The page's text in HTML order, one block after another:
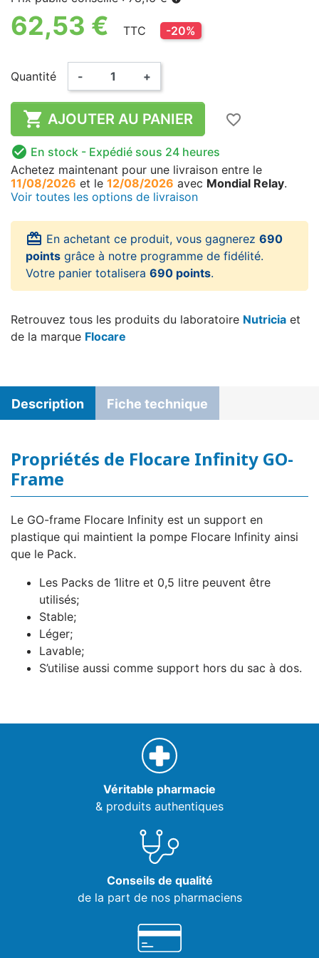
62,53 € TTC -20%
Quantité - +
 AJOUTER AU PANIER
favorite_border
 En stock - Expédié sous 24 heures
Achetez maintenant pour une livraison entre le
11/08/2026 et le 12/08/2026 avec Mondial Relay.
Voir toutes les options de livraison
card_giftcard En achetant ce produit, vous gagnerez 690
points grâce à notre programme de fidélité.
Votre panier totalisera 690 points.
Retrouvez tous les produits du laboratoire Nutricia et
de la marque Flocare
Description Fiche technique
Propriétés de Flocare Infinity GO-
Frame
Le GO-frame Flocare Infinity est un support en
plastique qui maintient la pompe Flocare Infinity ainsi
que le Pack.
Les Packs de 1litre et 0,5 litre peuvent être
utilisés;
Stable;
Léger;
Lavable;
S’utilise aussi comme support hors du sac à dos.
Véritable pharmacie
& produits authentiques
Conseils de qualité
de la part de nos pharmaciens